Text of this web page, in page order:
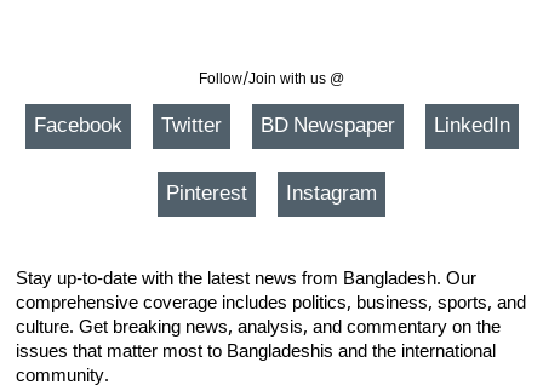
Follow/Join with us @
Facebook Twitter BD Newspaper LinkedIn
Pinterest Instagram
Stay up-to-date with the latest news from Bangladesh. Our
comprehensive coverage includes politics, business, sports, and
culture. Get breaking news, analysis, and commentary on the
issues that matter most to Bangladeshis and the international
community.